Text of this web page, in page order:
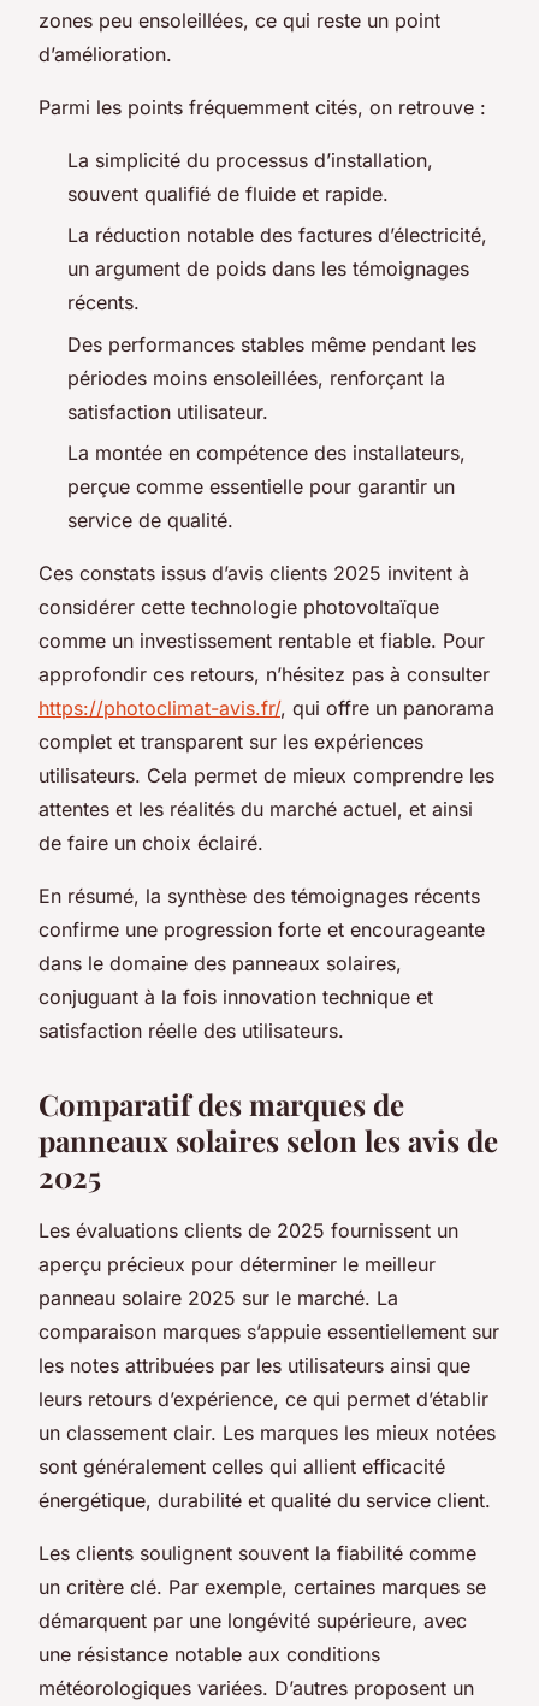
zones peu ensoleillées, ce qui reste un point
d’amélioration.
Parmi les points fréquemment cités, on retrouve :
La simplicité du processus d’installation,
souvent qualifié de fluide et rapide.
La réduction notable des factures d’électricité,
un argument de poids dans les témoignages
récents.
Des performances stables même pendant les
périodes moins ensoleillées, renforçant la
satisfaction utilisateur.
La montée en compétence des installateurs,
perçue comme essentielle pour garantir un
service de qualité.
Ces constats issus d’avis clients 2025 invitent à
considérer cette technologie photovoltaïque
comme un investissement rentable et fiable. Pour
approfondir ces retours, n’hésitez pas à consulter
https://photoclimat-avis.fr/, qui offre un panorama
complet et transparent sur les expériences
utilisateurs. Cela permet de mieux comprendre les
attentes et les réalités du marché actuel, et ainsi
de faire un choix éclairé.
En résumé, la synthèse des témoignages récents
confirme une progression forte et encourageante
dans le domaine des panneaux solaires,
conjuguant à la fois innovation technique et
satisfaction réelle des utilisateurs.
Comparatif des marques de
panneaux solaires selon les avis de
2025
Les évaluations clients de 2025 fournissent un
aperçu précieux pour déterminer le meilleur
panneau solaire 2025 sur le marché. La
comparaison marques s’appuie essentiellement sur
les notes attribuées par les utilisateurs ainsi que
leurs retours d’expérience, ce qui permet d’établir
un classement clair. Les marques les mieux notées
sont généralement celles qui allient efficacité
énergétique, durabilité et qualité du service client.
Les clients soulignent souvent la fiabilité comme
un critère clé. Par exemple, certaines marques se
démarquent par une longévité supérieure, avec
une résistance notable aux conditions
météorologiques variées. D’autres proposent un